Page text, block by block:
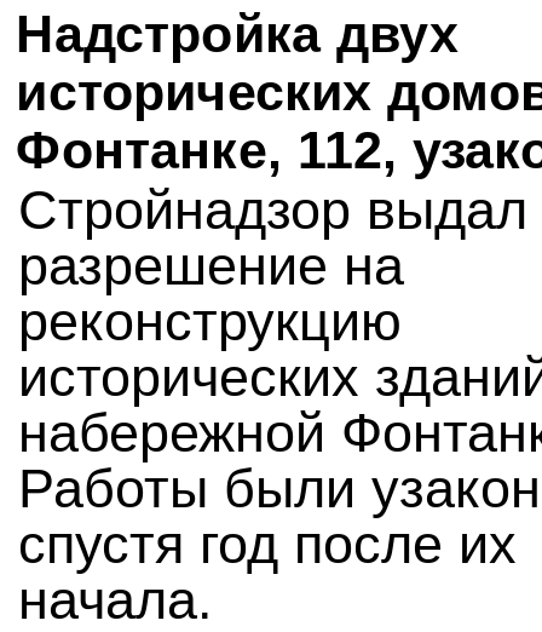
Надстройка двух
исторических
Фонтанке, 112,
Стройнадзор выдал
разрешение на
реконструкцию
исторических
набережной
Работы были
спустя год после их
начала.